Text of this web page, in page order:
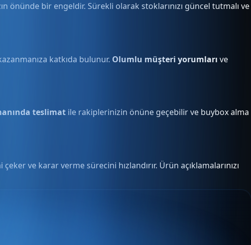
önünde bir engeldir. Sürekli olarak stoklarınızı güncel tutmalı ve
katkıda bulunur. Olumlu müşteri yorumları ve
teslimat ile rakiplerinizin önüne geçebilir ve buybox alma
ve karar verme sürecini hızlandırır. Ürün açıklamalarınızı